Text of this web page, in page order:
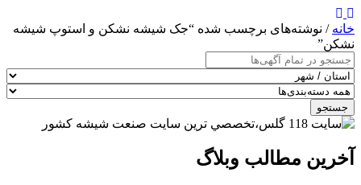
خانه / نوشته‌های برچسب شده “جک شیشه نشکن و استوپ شیشه
نشکن”
جستجو
آخرین مطالب وبلاگ